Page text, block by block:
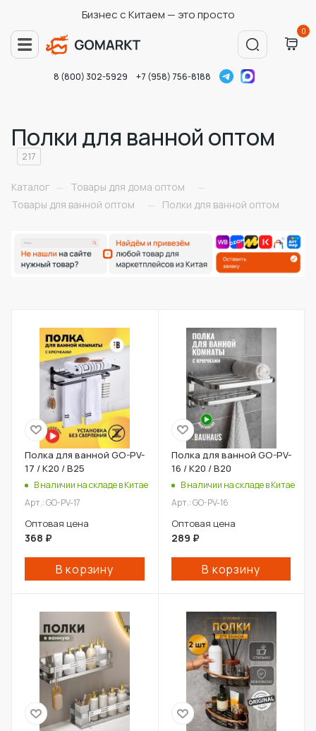
Бизнес с Китаем — это просто
0
8 (800) 302-5929 +7 (958) 756-8188
Полки для ванной оптом
217
Каталог — Товары для дома оптом
—
Товары для ванной оптом
— Полки для ванной оптом
Полка для ванной GO-PV-
17 / К20 / В25
В наличии на складе в Китае
Арт.: GO-PV-17
Оптовая цена
368 ₽
В корзину
Полка для ванной GO-PV-
16 / К20 / В20
В наличии на складе в Китае
Арт.: GO-PV-16
Оптовая цена
289 ₽
В корзину